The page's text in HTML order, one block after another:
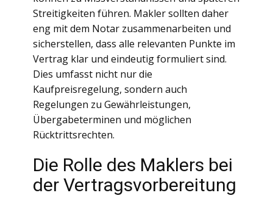
Streitigkeiten führen. Makler sollten daher
eng mit dem Notar zusammenarbeiten und
sicherstellen, dass alle relevanten Punkte im
Vertrag klar und eindeutig formuliert sind.
Dies umfasst nicht nur die
Kaufpreisregelung, sondern auch
Regelungen zu Gewährleistungen,
Übergabeterminen und möglichen
Rücktrittsrechten.
Die Rolle des Maklers bei
der Vertragsvorbereitung